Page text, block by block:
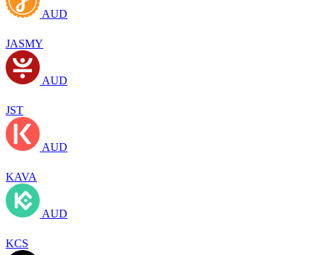
AUD
JASMY
AUD
JST
AUD
KAVA
AUD
KCS